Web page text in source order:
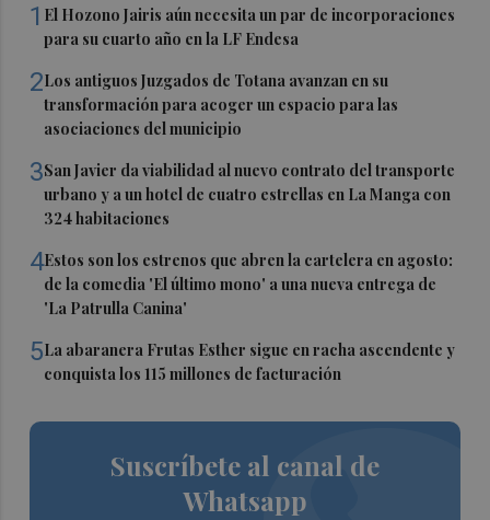
1 El Hozono Jairis aún necesita un par de incorporaciones
para su cuarto año en la LF Endesa
2Los antiguos Juzgados de Totana avanzan en su
transformación para acoger un espacio para las
asociaciones del municipio
3San Javier da viabilidad al nuevo contrato del transporte
urbano y a un hotel de cuatro estrellas en La Manga con
324 habitaciones
4Estos son los estrenos que abren la cartelera en agosto:
de la comedia 'El último mono' a una nueva entrega de
'La Patrulla Canina'
5La abaranera Frutas Esther sigue en racha ascendente y
conquista los 115 millones de facturación
Suscríbete al canal de
Whatsapp